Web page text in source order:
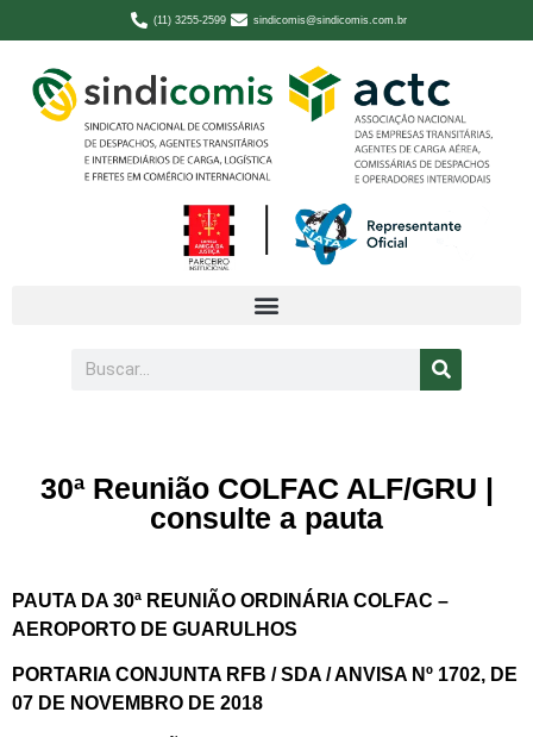
(11) 3255-2599 sindicomis@sindicomis.com.br
30ª Reunião COLFAC ALF/GRU |
consulte a pauta
PAUTA DA 30ª REUNIÃO ORDINÁRIA COLFAC –
AEROPORTO DE GUARULHOS
PORTARIA CONJUNTA RFB / SDA / ANVISA Nº 1702, DE
07 DE NOVEMBRO DE 2018